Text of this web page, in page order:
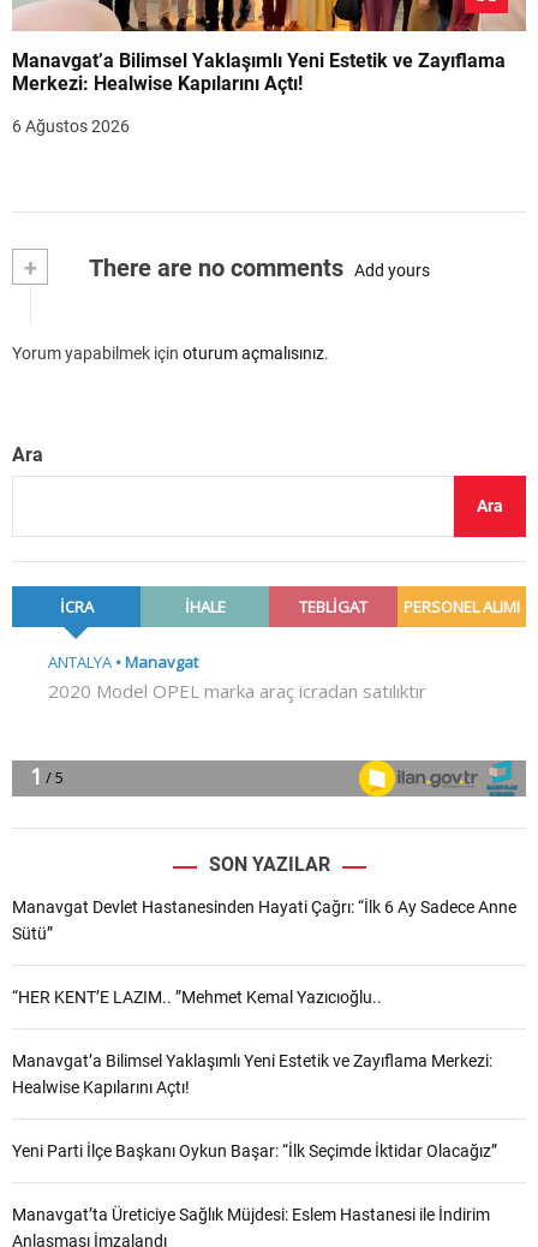
Manavgat’a Bilimsel Yaklaşımlı Yeni Estetik ve Zayıflama
Merkezi: Healwise Kapılarını Açtı!
6 Ağustos 2026
+ There are no comments Add yours
Yorum yapabilmek için oturum açmalısınız.
Ara
Ara
SON YAZILAR
Manavgat Devlet Hastanesinden Hayati Çağrı: “İlk 6 Ay Sadece Anne
Sütü”
“HER KENT’E LAZIM.. ”Mehmet Kemal Yazıcıoğlu..
Manavgat’a Bilimsel Yaklaşımlı Yeni Estetik ve Zayıflama Merkezi:
Healwise Kapılarını Açtı!
Yeni Parti İlçe Başkanı Oykun Başar: “İlk Seçimde İktidar Olacağız”
Manavgat’ta Üreticiye Sağlık Müjdesi: Eslem Hastanesi ile İndirim
Anlaşması İmzalandı